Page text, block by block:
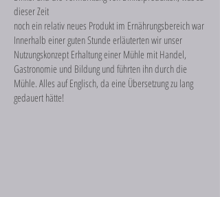
dieser Zeit
noch ein relativ neues Produkt im Ernährungsbereich war
Innerhalb einer guten Stunde erläuterten wir unser
Nutzungskonzept Erhaltung einer Mühle mit Handel,
Gastronomie und Bildung und führten ihn durch die
Mühle. Alles auf Englisch, da eine Übersetzung zu lang
gedauert hätte!